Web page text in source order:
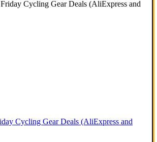
Cycling Gear Deals (AliExpress and